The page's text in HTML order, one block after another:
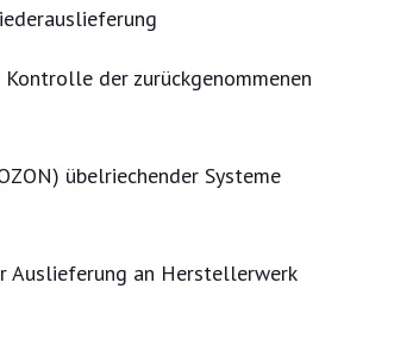
der zurückgenommenen
übelriechender Systeme
Auslieferung an Herstellerwerk